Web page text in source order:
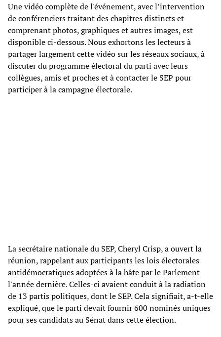
Une vidéo complète de l'événement, avec l’intervention
de conférenciers traitant des chapitres distincts et
comprenant photos, graphiques et autres images, est
disponible ci-dessous. Nous exhortons les lecteurs à
partager largement cette vidéo sur les réseaux sociaux, à
discuter du programme électoral du parti avec leurs
collègues, amis et proches et à contacter le SEP pour
participer à la campagne électorale.
La secrétaire nationale du SEP, Cheryl Crisp, a ouvert la
réunion, rappelant aux participants les lois électorales
antidémocratiques adoptées à la hâte par le Parlement
l'année dernière. Celles-ci avaient conduit à la radiation
de 13 partis politiques, dont le SEP. Cela signifiait, a-t-elle
expliqué, que le parti devait fournir 600 nominés uniques
pour ses candidats au Sénat dans cette élection.